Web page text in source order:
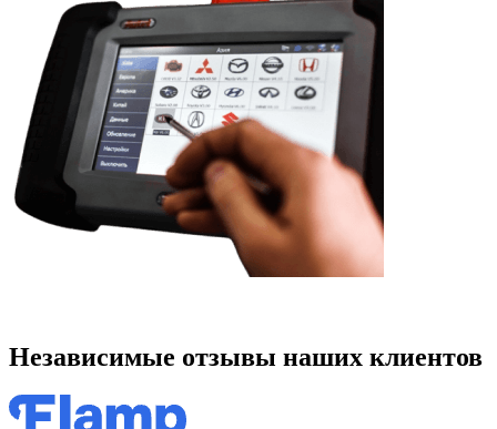
Независимые отзывы наших клиентов